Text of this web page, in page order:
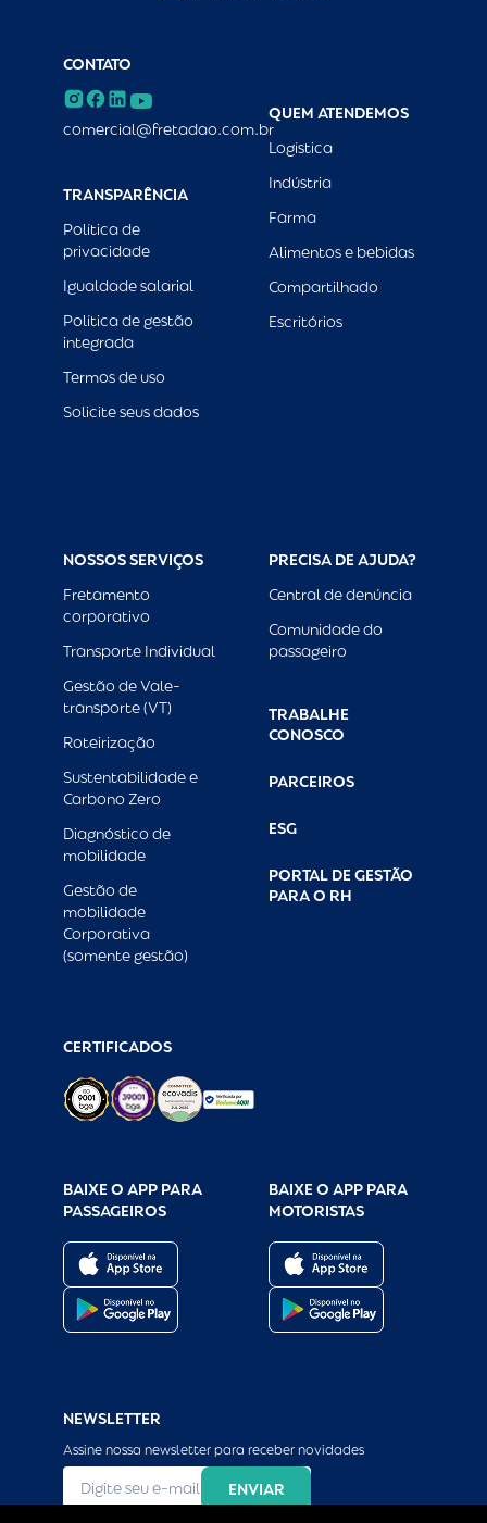
CONTATO
comercial@fretadao.com.br
TRANSPARÊNCIA
Política de
privacidade
Igualdade salarial
Política de gestão
integrada
Termos de uso
Solicite seus dados
QUEM ATENDEMOS
Logística
Indústria
Farma
Alimentos e bebidas
Compartilhado
Escritórios
NOSSOS SERVIÇOS
Fretamento
corporativo
Transporte Individual
Gestão de Vale-
transporte (VT)
Roteirização
Sustentabilidade e
Carbono Zero
Diagnóstico de
mobilidade
Gestão de
mobilidade
Corporativa
(somente gestão)
PRECISA DE AJUDA?
Central de denúncia
Comunidade do
passageiro
TRABALHE
CONOSCO
PARCEIROS
ESG
PORTAL DE GESTÃO
PARA O RH
CERTIFICADOS
NEWSLETTER
Assine nossa newsletter para receber novidades
BAIXE O APP PARA
PASSAGEIROS
BAIXE O APP PARA
MOTORISTAS